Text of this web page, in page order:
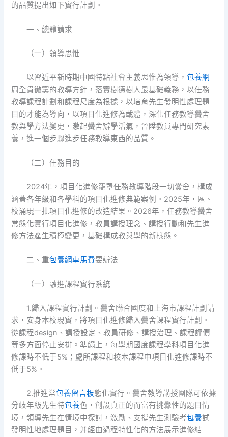
的品質提出如下實行計劃。
一、總體請求
（一）領導思惟
以習近平新時期中國特點社會主義思惟為領導，包養網
周全貫徹黨的教導方針，落實樹德樹人最基礎義務，以任務
教導課程計劃和課程尺度為根據，以培育先生發明性處理題
目的才能為導向，以項目化進修為載體，深化任務教導黌舍
教與學方法變更，激起黌舍辦學活氣，晉陞教員專門研究素
養，進一個步驟進步任務教導東西的品質。
（二）任務目的
2024年，項目化進修籠罩任務教導階段一切黌舍，構成
涵蓋各年級和各學科的項目化進修典範案例。2025年，區、
校涌現一批項目化進修的改造結果。2026年，任務教導黌舍
常態化實行項目化進修，教員講授理念、講授行動和先生進
修方法產生積極變更，基礎構成教與學的新樣態。
二、重包養網車馬費要辦法
（一）融進課程實行系統
1.歸入課程實行計劃。黌舍聯合國度和上海市課程計劃請
求，安身本校現實，將項目化進修歸入黌舍課程實行計劃。
從課程design、講授設定、教員研修、講授治理、課程評價
等多方面停止安排。準繩上，每學期國度課程學科項目化進
修課時不低于5%；處所課程和校本課程中項目化進修課時不
低于5%。
2.推進常包養留言板態化實行。黌舍教導講授團隊可依據
分歧年級先生特包養色，創設真正的而富有挑釁性的題目情
境，領導先生在情境中探討，激勵、支撐先生測驗考包養試
發明性地處理題目，并經由過程特性化的方法展示進修結